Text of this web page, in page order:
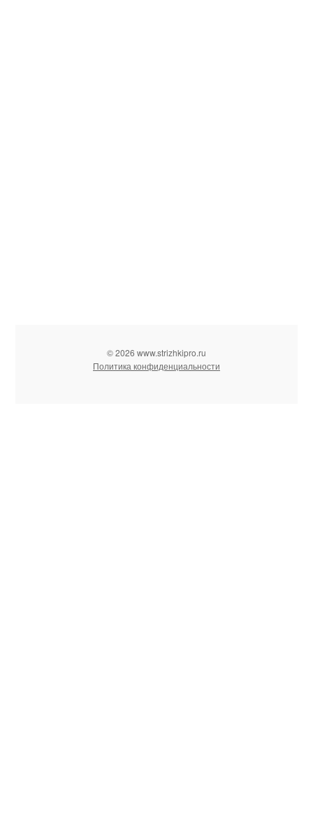
© 2026 www.strizhkipro.ru
Политика конфиденциальности